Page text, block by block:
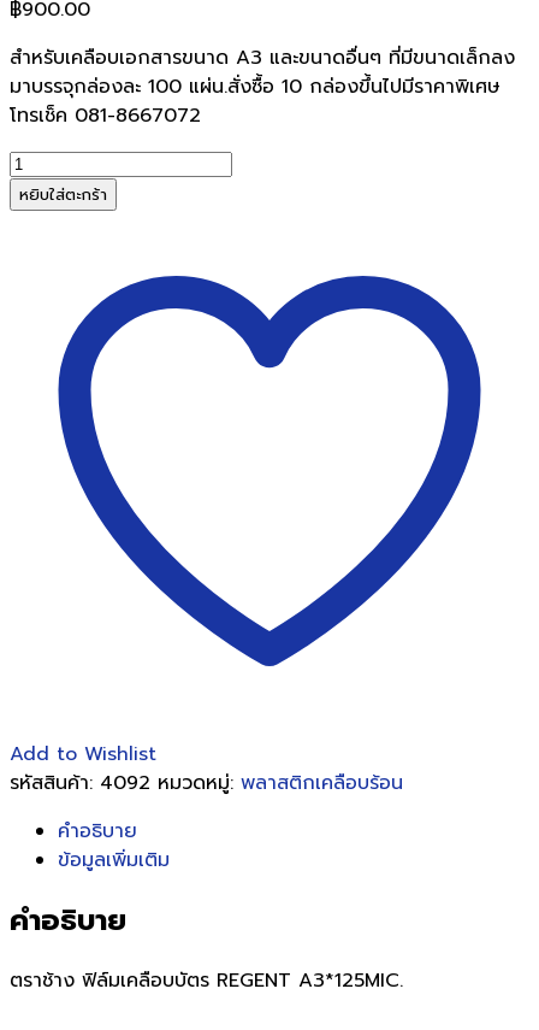
฿900.00
สำหรับเคลือบเอกสารขนาด A3 และขนาดอื่นๆ ที่มีขนาดเล็กลง
มาบรรจุกล่องละ 100 แผ่น.สั่งซื้อ 10 กล่องขึ้นไปมีราคาพิเศษ
โทรเช็ค 081-8667072
จำนวน
พลาสติก
เคลือบ
micron
(Premium)
หยิบใส่ตะกร้า
Add to Wishlist
รหัสสินค้า: 4092 หมวดหมู่: พลาสติกเคลือบร้อน
คำอธิบาย
ข้อมูลเพิ่มเติม
คำอธิบาย
ตราช้าง ฟิล์มเคลือบบัตร REGENT A3*125MIC.